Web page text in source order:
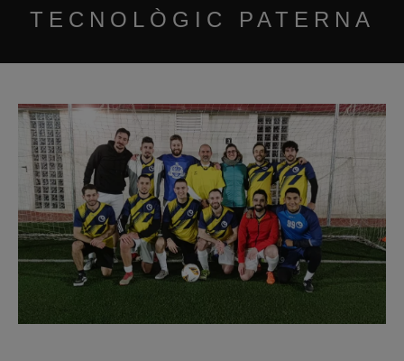
TECNOLÒGIC PATERNA